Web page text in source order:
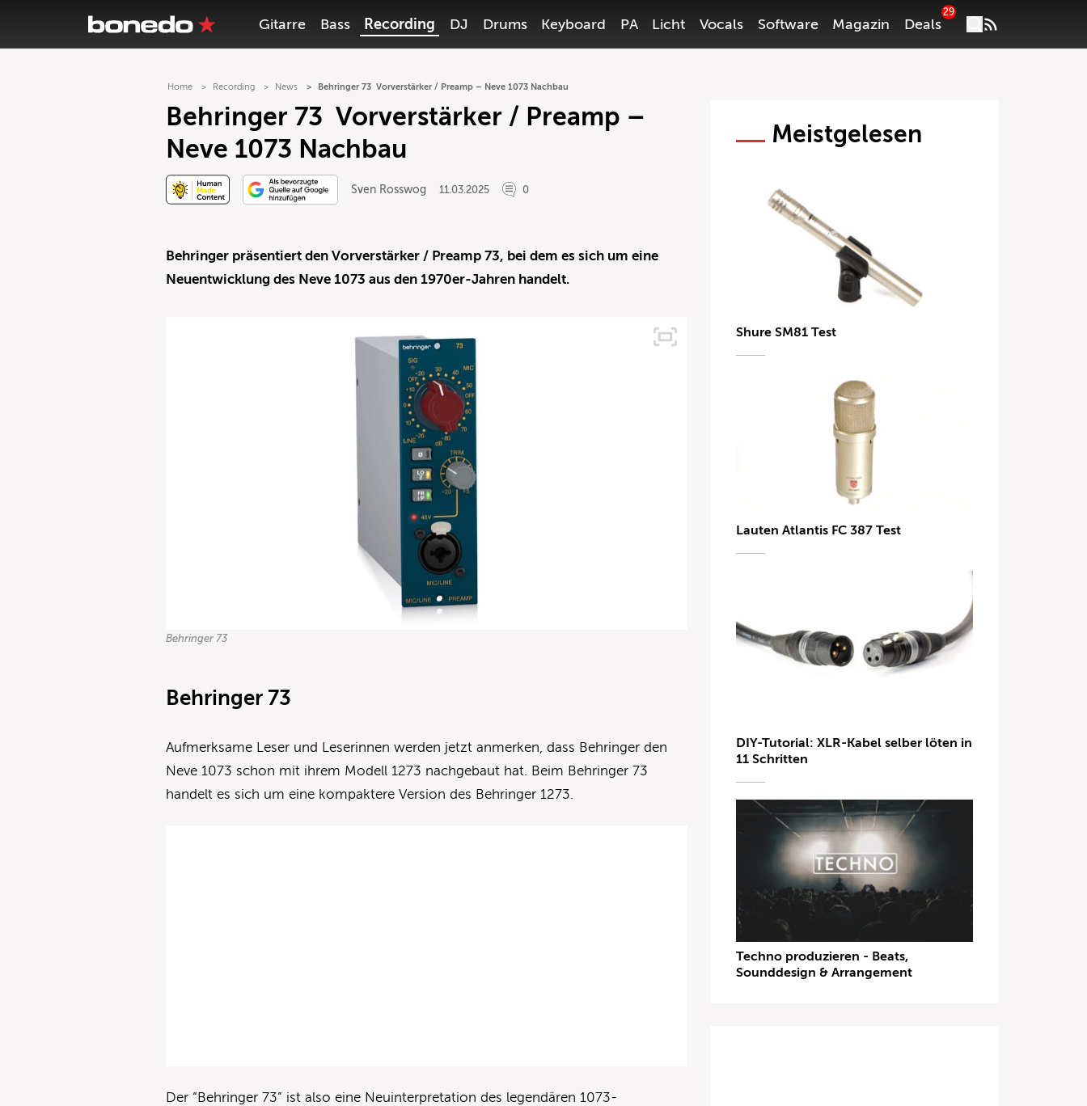
Gitarre Bass Recording DJ Drums Keyboard PA Licht Vocals Software Magazin Deals
29
Home Recording News Behringer 73 Vorverstärker / Preamp – Neve 1073 Nachbau
Behringer 73 Vorverstärker / Preamp –
Neve 1073 Nachbau
Sven Rosswog 11.03.2025 0
Behringer präsentiert den Vorverstärker / Preamp 73, bei dem es sich um eine
Neuentwicklung des Neve 1073 aus den 1970er-Jahren handelt.
Behringer 73
Behringer 73
Aufmerksame Leser und Leserinnen werden jetzt anmerken, dass Behringer den
Neve 1073 schon mit ihrem Modell 1273 nachgebaut hat. Beim Behringer 73
handelt es sich um eine kompaktere Version des Behringer 1273.
Der “Behringer 73” ist also eine Neuinterpretation des legendären 1073-
Meistgelesen
Shure SM81 Test
Lauten Atlantis FC 387 Test
DIY-Tutorial: XLR-Kabel selber löten in
11 Schritten
Techno produzieren - Beats,
Sounddesign & Arrangement